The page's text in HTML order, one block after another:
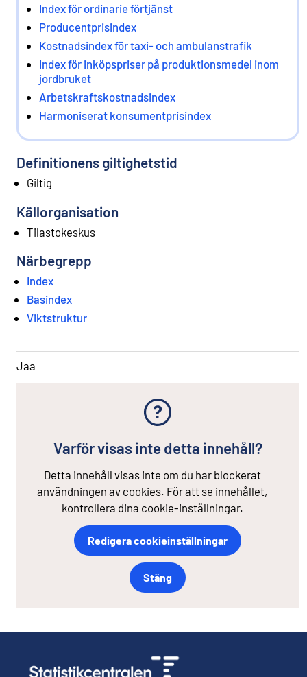
Index för ordinarie förtjänst
Producentprisindex
Kostnadsindex för taxi- och ambulanstrafik
Index för inköpspriser på produktionsmedel inom
jordbruket
Arbetskraftskostnadsindex
Harmoniserat konsumentprisindex
Definitionens giltighetstid
Giltig
Källorganisation
Tilastokeskus
Närbegrepp
Index
Basindex
Viktstruktur
Jaa
Varför visas inte detta innehåll?
Detta innehåll visas inte om du har blockerat
användningen av cookies. För att se innehållet,
kontrollera dina cookie-inställningar.
Redigera cookieinställningar
Stäng